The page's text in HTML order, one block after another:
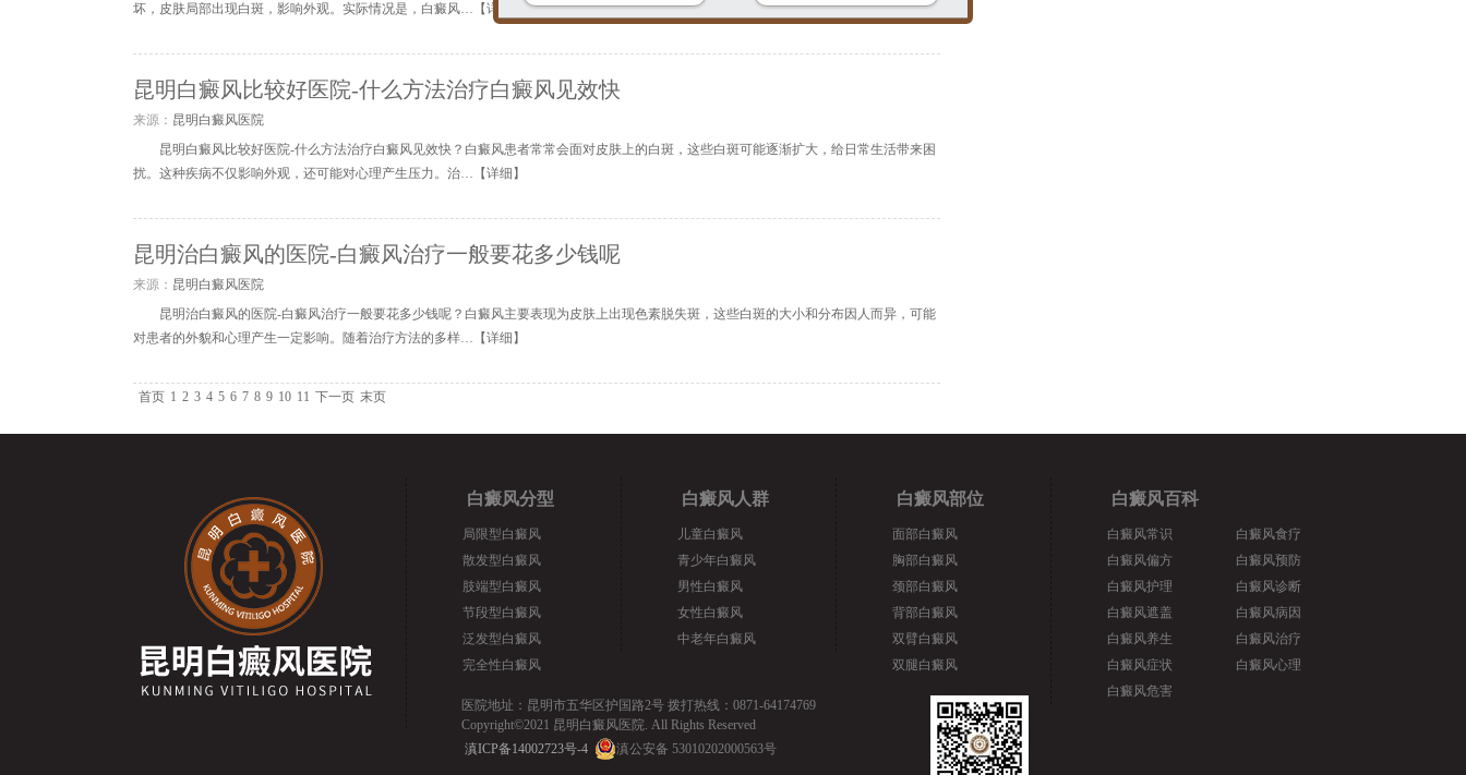
坏，皮肤局部出现白斑，影响外观。实际情况是，白癜风…【详细
昆明白癜风比较好医院-什么方法治疗白癜风见效快
来源： 昆明白癜风医院
昆明白癜风比较好医院-什么方法治疗白癜风见效快？白癜风患者常常会面对皮肤上的白斑，这些白斑可能逐渐扩大，给日常生活带来困
扰。这种疾病不仅影响外观，还可能对心理产生压力。治…【详细 】
昆明治白癜风的医院-白癜风治疗一般要花多少钱呢
来源： 昆明白癜风医院
昆明治白癜风的医院-白癜风治疗一般要花多少钱呢？白癜风主要表现为皮肤上出现色素脱失斑，这些白斑的大小和分布因人而异，可能
对患者的外貌和心理产生一定影响。随着治疗方法的多样…【详细 】
首页 1 2 3 4 5 6 7 8 9 10 11 下一页 末页
白癜风分型
局限型白癜风
散发型白癜风
肢端型白癜风
节段型白癜风
泛发型白癜风
完全性白癜风
白癜风人群
儿童白癜风
青少年白癜风
男性白癜风
女性白癜风
中老年白癜风
白癜风部位
面部白癜风
胸部白癜风
颈部白癜风
背部白癜风
双臂白癜风
双腿白癜风
白癜风百科
白癜风常识
白癜风偏方
白癜风护理
白癜风遮盖
白癜风养生
白癜风症状
白癜风危害
白癜风食疗
白癜风预防
白癜风诊断
白癜风病因
白癜风治疗
白癜风心理
医院地址：昆明市五华区护国路2号 拨打热线：0871-64174769
Copyright©2021 昆明白癜风医院. All Rights Reserved
滇ICP备14002723号-4
滇公安备 53010202000563号